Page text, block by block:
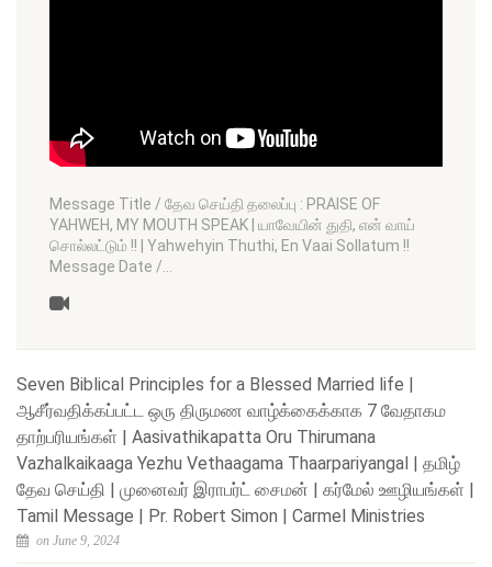
Message Title / தேவ செய்தி தலைப்பு : PRAISE OF
YAHWEH, MY MOUTH SPEAK | யாவேயின் துதி, என் வாய்
சொல்லட்டும் !! | Yahwehyin Thuthi, En Vaai Sollatum !!
Message Date /…
Seven Biblical Principles for a Blessed Married life |
ஆசீர்வதிக்கப்பட்ட ஒரு திருமண வாழ்க்கைக்காக 7 வேதாகம
தாற்பரியங்கள் | Aasivathikapatta Oru Thirumana
Vazhalkaikaaga Yezhu Vethaagama Thaarpariyangal | தமிழ்
தேவ செய்தி | முனைவர் இராபர்ட் சைமன் | கர்மேல் ஊழியங்கள் |
Tamil Message | Pr. Robert Simon | Carmel Ministries
on June 9, 2024